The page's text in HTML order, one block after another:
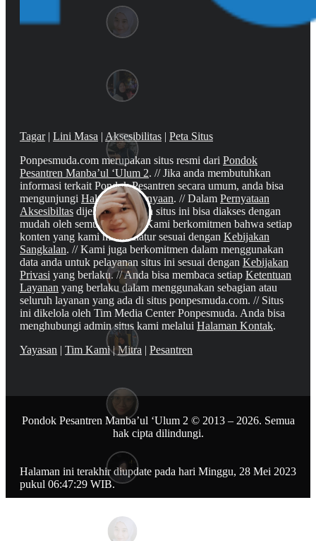
Tagar| Lini Masa Aksesibilitas
Peta Situs
Ponpesmuda.com merupakan situs resmi dari Pondok
Pesantren Manba’ul ‘Ulum 2. // Jika anda membutuhkan
informasi terkait Pondok Pesantren secara umum, anda bisa
mengunjungi Halaman Pertanyaan. // Dalam Pernyataan
Aksesibiltas dijelaskan bahwa situs ini bisa diakses dengan
mudah oleh semua orang. // Kami berkomitmen bahwa setiap
konten yang kami miliki diatur sesuai dengan Kebijakan
Sangkalan. // Kami juga berkomitmen dalam menggunakan
data anda untuk pelayanan situs ini sesuai dengan Kebijakan
Privasi yang berlaku. // Anda bisa membaca setiap Ketentuan
Layanan yang berlaku dalam menggunakan sebagian atau
seluruh layanan yang ada di situs ponpesmuda.com. // Situs
ini dikelola oleh Tim Media Center Ponpesmuda. Anda bisa
menghubungi admin situs kami melalui Halaman Kontak.
Yayasan
Tim Kami|Mitra Pesantren
Pondok Pesantren Manba’ul ‘Ulum 2 © 2013 – 2026. Semua
hak cipta dilindungi.
Halaman ini terakhir diupdate pada hari Minggu, 28 Mei 2023
pukul 06:47:29 WIB.